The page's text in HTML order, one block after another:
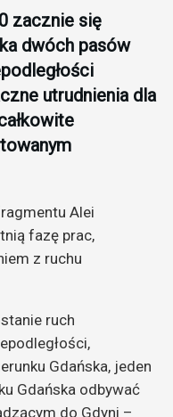
zacznie się
dwóch pasów
utrudnienia dla
Alei
fazę prac,
z ruchu
ruch
Gdańska, jeden
Gdańska odbywać
do Gdyni –